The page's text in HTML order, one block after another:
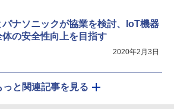
ナソニックが協業を検討、IoT機器
の安全性向上を目指す
2020年2月3日
っと関連記事を見る